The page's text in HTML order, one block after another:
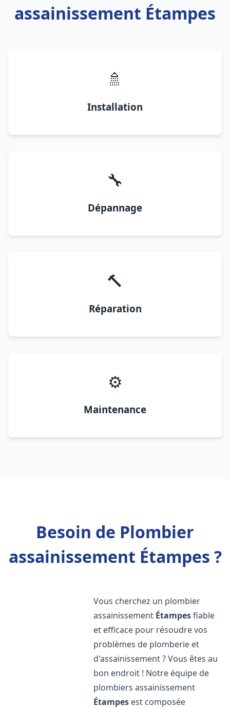
assainissement Étampes
🚿
Installation
🔧
Dépannage
🔨
Réparation
⚙️
Maintenance
Besoin de Plombier
assainissement Étampes ?
Vous cherchez un plombier
assainissement Étampesfiable
et efficace pour résoudre vos
problèmes de plomberie et
d'assainissement ? Vous êtes au
bon endroit ! Notre équipe de
plombiers assainissement
Étampes est composée